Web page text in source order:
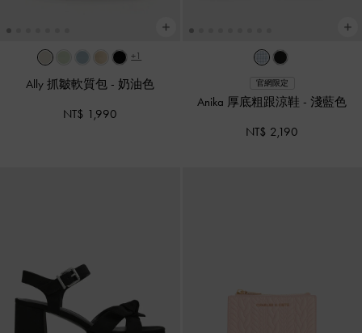
+1
Ally 抓皺軟質包 - 奶油色
NT$ 1,990
官網限定
Anika 厚底粗跟涼鞋 - 淺藍色
NT$ 2,190